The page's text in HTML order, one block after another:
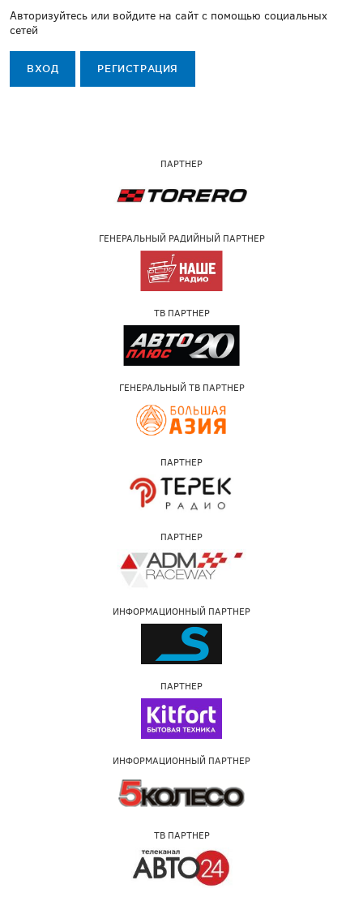
Авторизуйтесь или войдите на сайт с помощью социальных
сетей
ВХОД РЕГИСТРАЦИЯ
ПАРТНЕР
ГЕНЕРАЛЬНЫЙ РАДИЙНЫЙ ПАРТНЕР
ТВ ПАРТНЕР
ГЕНЕРАЛЬНЫЙ ТВ ПАРТНЕР
ПАРТНЕР
ПАРТНЕР
ИНФОРМАЦИОННЫЙ ПАРТНЕР
ПАРТНЕР
ИНФОРМАЦИОННЫЙ ПАРТНЕР
ТВ ПАРТНЕР